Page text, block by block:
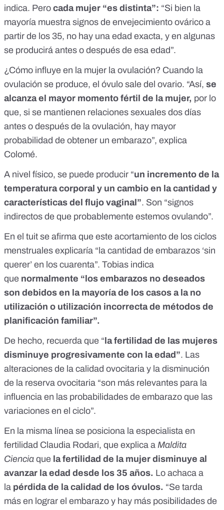
indica. Pero cada mujer “es distinta”: “Si bien la
mayoría muestra signos de envejecimiento ovárico a
partir de los 35, no hay una edad exacta, y en algunas
se producirá antes o después de esa edad”.
¿Cómo influye en la mujer la ovulación? Cuando la
ovulación se produce, el óvulo sale del ovario. “Así, se
alcanza el mayor momento fértil de la mujer, por lo
que, si se mantienen relaciones sexuales dos días
antes o después de la ovulación, hay mayor
probabilidad de obtener un embarazo”, explica
Colomé.
A nivel físico, se puede producir “un incremento de la
temperatura corporal y un cambio en la cantidad y
características del flujo vaginal”. Son “signos
indirectos de que probablemente estemos ovulando”.
En el tuit se afirma que este acortamiento de los ciclos
menstruales explicaría “la cantidad de embarazos ‘sin
querer’ en los cuarenta”. Tobias indica
que normalmente “los embarazos no deseados
son debidos en la mayoría de los casos a la no
utilización o utilización incorrecta de métodos de
planificación familiar”.
De hecho, recuerda que “ la fertilidad de las mujeres
disminuye progresivamente con la edad”. Las
alteraciones de la calidad ovocitaria y la disminución
de la reserva ovocitaria “son más relevantes para la
influencia en las probabilidades de embarazo que las
variaciones en el ciclo”.
En la misma línea se posiciona la especialista en
fertilidad Claudia Rodari, que explica a Maldita
Ciencia que la fertilidad de la mujer disminuye al
avanzar la edad desde los 35 años. Lo achaca a
la pérdida de la calidad de los óvulos. “Se tarda
más en lograr el embarazo y hay más posibilidades de